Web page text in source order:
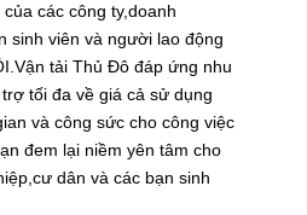
các công ty,doanh
sinh viên và người lao động
tải Thủ Đô đáp ứng nhu
tối đa về giá cả sử dụng
và công sức cho công việc
đem lại niềm yên tâm cho
dân và các bạn sinh